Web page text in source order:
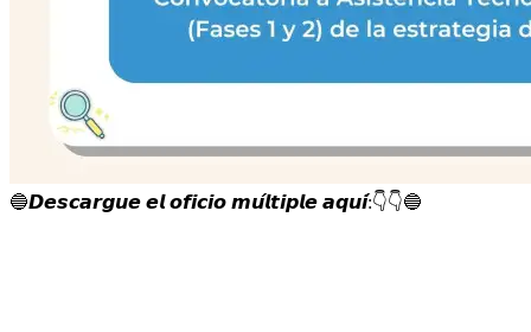
🔵𝘿𝙚𝙨𝙘𝙖𝙧𝙜𝙪𝙚 𝙚𝙡 𝙤𝙛𝙞𝙘𝙞𝙤 𝙢𝙪́𝙡𝙩𝙞𝙥𝙡𝙚 𝙖𝙦𝙪𝙞́:👇👇🔵